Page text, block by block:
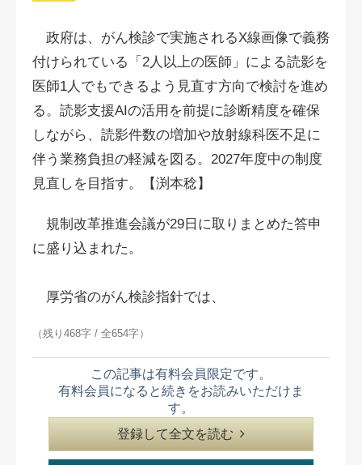
政府は、がん検診で実施されるX線画像で義務
付けられている「2人以上の医師」による読影を
医師1人でもできるよう見直す方向で検討を進め
る。読影支援AIの活用を前提に診断精度を確保
しながら、読影件数の増加や放射線科医不足に
伴う業務負担の軽減を図る。2027年度中の制度
見直しを目指す。【渕本稔】
規制改革推進会議が29日に取りまとめた答申
に盛り込まれた。
厚労省のがん検診指針では、
（残り468字 / 全654字）
この記事は有料会員限定です。
有料会員になると続きをお読みいただけま
す。
登録して全文を読む